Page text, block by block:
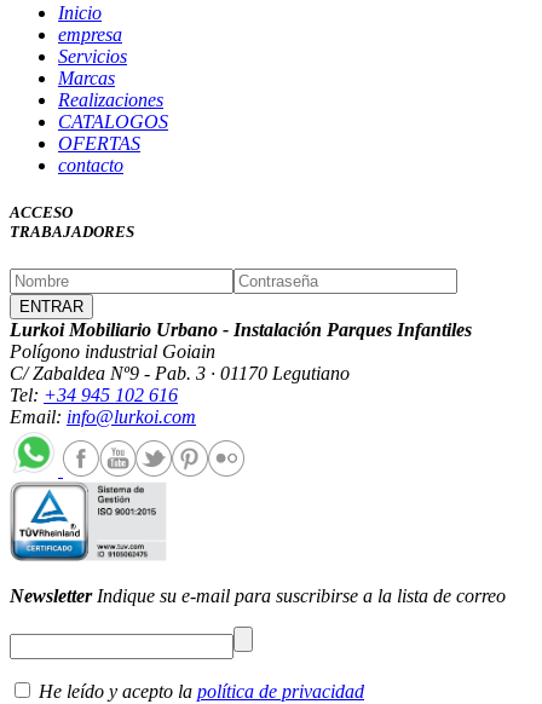
Inicio
empresa
Servicios
Marcas
Realizaciones
CATALOGOS
OFERTAS
contacto
ACCESO
TRABAJADORES
Lurkoi Mobiliario Urbano - Instalación Parques Infantiles
Polígono industrial Goiain
C/ Zabaldea Nº9 - Pab. 3 · 01170 Legutiano
Tel: +34 945 102 616
Email: info@lurkoi.com
NewsletterIndique su e-mail para suscribirse a la lista de correo
He leído y acepto la política de privacidad